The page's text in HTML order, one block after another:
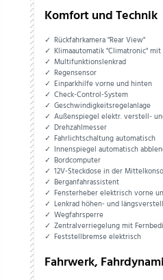
Komfort und Technik
Rückfahrkamera "Rear View"
Klimaautomatik "Climatronic"
Multifunktionslenkrad
Regensensor
Einparkhilfe vorne und hinten
Check-Control-System
Geschwindigkeitsregelanlage
Außenspiegel elektr. verstell-
Drehzahlmesser
Fahrlichtschaltung automatisch
Innenspiegel automatisch
Bordcomputer
12V-Steckdose in der
Berganfahrassistent
Fensterheber elektrisch vorne
Lenkrad höhen- und
Wegfahrsperre
Zentralverriegelung mit
Feststellbremse elektrisch
Fahrwerk,